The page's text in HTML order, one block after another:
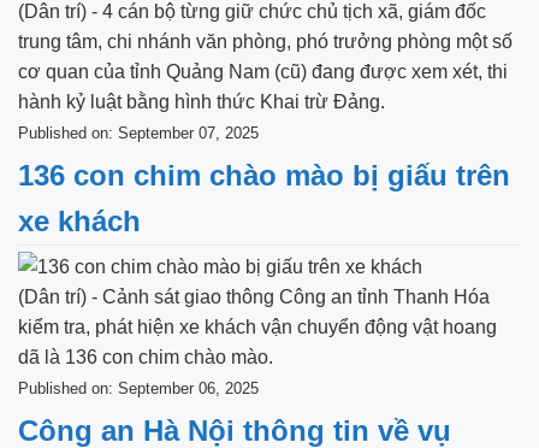
(Dân trí) - 4 cán bộ từng giữ chức chủ tịch xã, giám đốc
trung tâm, chi nhánh văn phòng, phó trưởng phòng một số
cơ quan của tỉnh Quảng Nam (cũ) đang được xem xét, thi
hành kỷ luật bằng hình thức Khai trừ Đảng.
Published on: September 07, 2025
136 con chim chào mào bị giấu trên
xe khách
(Dân trí) - Cảnh sát giao thông Công an tỉnh Thanh Hóa
kiểm tra, phát hiện xe khách vận chuyển động vật hoang
dã là 136 con chim chào mào.
Published on: September 06, 2025
Công an Hà Nội thông tin về vụ